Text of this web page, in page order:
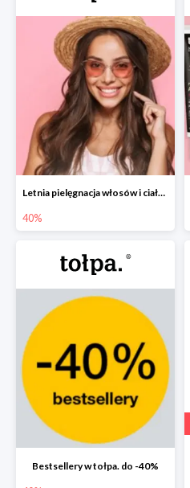
Letnia pielęgnacja włosów i ciała w tołpa. do -40%
40%
Bestsellery w tołpa. do -40%